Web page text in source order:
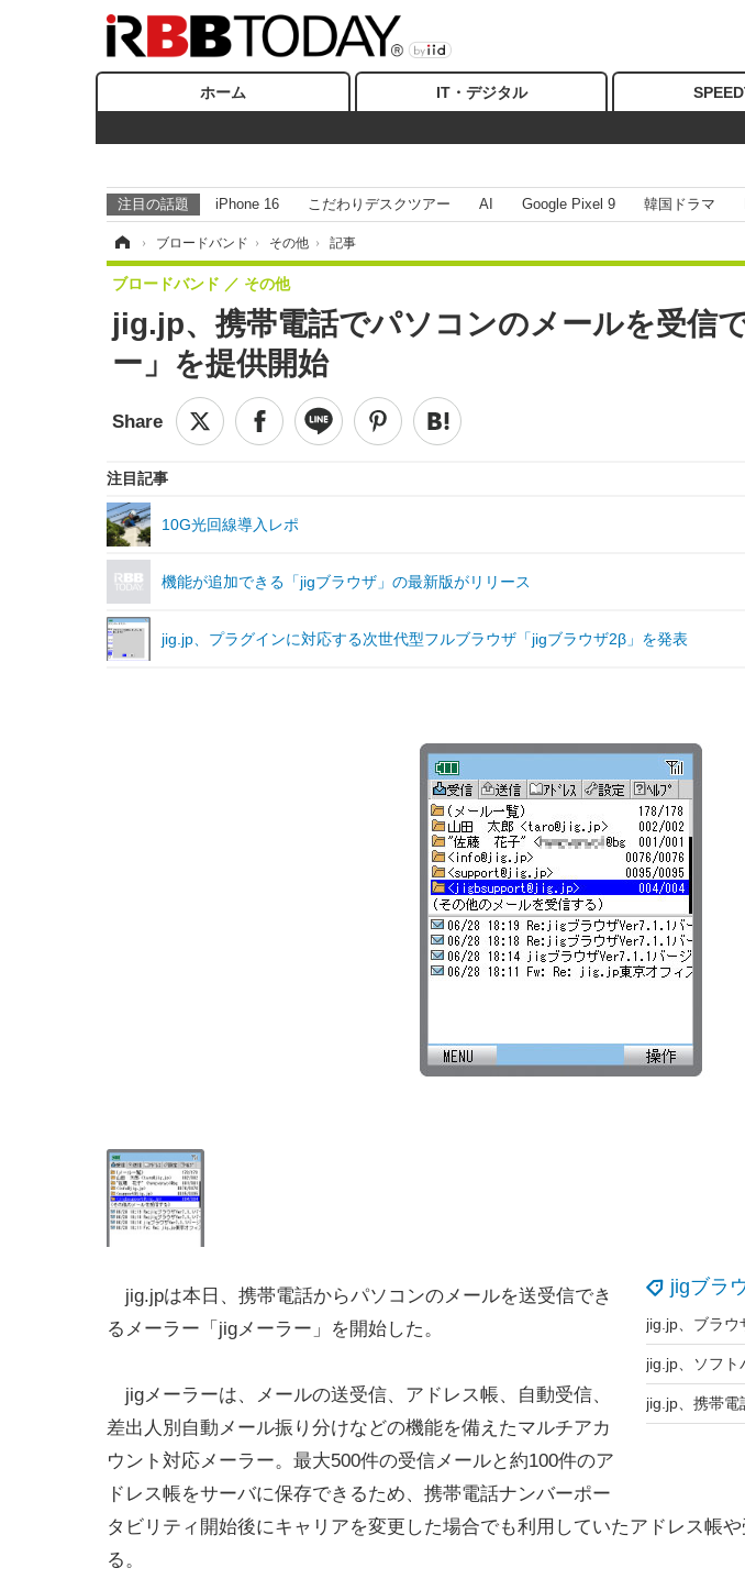
ホーム IT・デジタル
注目の話題 iPhone 16 こだわりデスクツアー AI Google Pixel 9 韓国ドラマ
› ブロードバンド › その他 › 記事
jig.jp、携帯電話でパソコンのメールを受信
ー」を提供開始
ブロードバンド その他
注目記事
10G光回線導入レポ
機能が追加できる「jigブラウザ」の最新版がリリース
jig.jp、プラグインに対応する次世代型フルブラウザ「jigブラウザ2β」を発表
jigブラ
jig.jpは本日、携帯電話からパソコンのメールを送受信でき
るメーラー「jigメーラー」を開始した。
jigメーラーは、メールの送受信、アドレス帳、自動受信、
差出人別自動メール振り分けなどの機能を備えたマルチアカ
ウント対応メーラー。最大500件の受信メールと約100件のア
ドレス帳をサーバに保存できるため、携帯電話ナンバーポー
タビリティ開始後にキャリアを変更した場合でも利用していたアドレス帳
る。